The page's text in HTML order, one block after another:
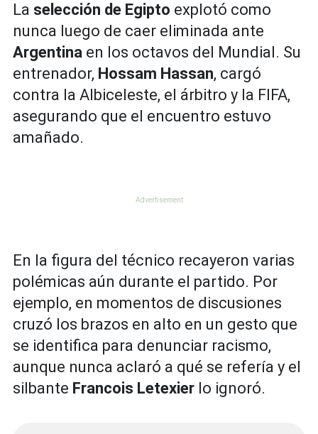
La selección de Egipto explotó como
nunca luego de caer eliminada ante
Argentina en los octavos del Mundial. Su
entrenador, Hossam Hassan, cargó
contra la Albiceleste, el árbitro y la FIFA,
asegurando que el encuentro estuvo
amañado.
En la figura del técnico recayeron varias
polémicas aún durante el partido. Por
ejemplo, en momentos de discusiones
cruzó los brazos en alto en un gesto que
se identifica para denunciar racismo,
aunque nunca aclaró a qué se refería y el
silbante Francois Letexier lo ignoró.